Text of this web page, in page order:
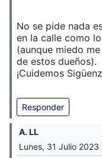
No se pide nada
en la calle como
(aunque miedo
de estos dueños).
¡Cuidemos
Responder
A. LL
Lunes, 31 Julio